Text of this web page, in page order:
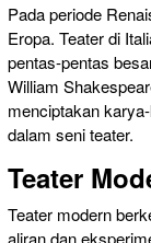
Pada periode
Eropa. Teater di
pentas-pentas
William
menciptakan
dalam seni teater.
Teater
Teater modern
aliran dan